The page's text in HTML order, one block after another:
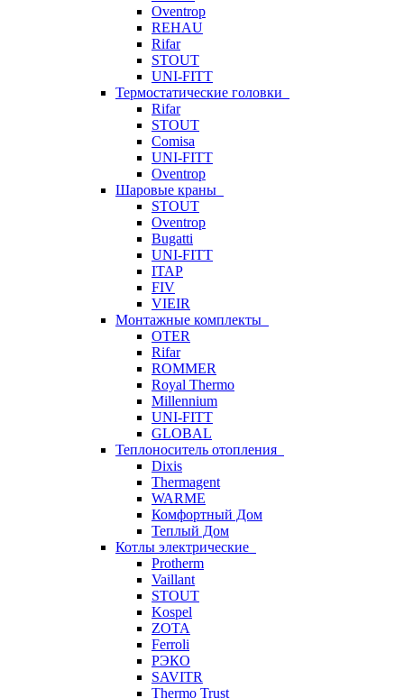
Oventrop
REHAU
Rifar
STOUT
UNI-FITT
Термостатические головки
Rifar
STOUT
Comisa
UNI-FITT
Oventrop
Шаровые краны
STOUT
Oventrop
Bugatti
UNI-FITT
ITAP
FIV
VIEIR
Монтажные комплекты
OTER
Rifar
ROMMER
Royal Thermo
Millennium
UNI-FITT
GLOBAL
Теплоноситель отопления
Dixis
Thermagent
WARME
Комфортный Дом
Теплый Дом
Котлы электрические
Protherm
Vaillant
STOUT
Kospel
ZOTA
Ferroli
РЭКО
SAVITR
Thermo Trust